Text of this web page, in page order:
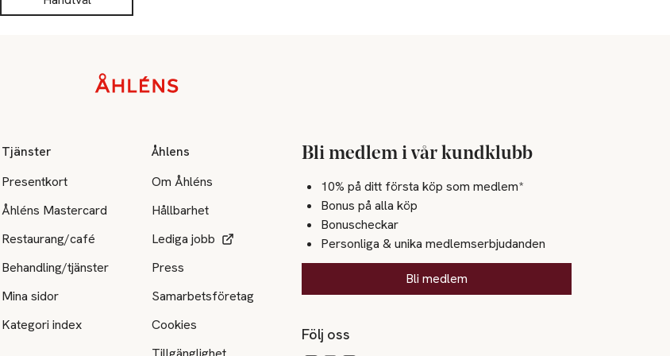
Tjänster
Presentkort
Åhléns Mastercard
Restaurang/café
Behandling/tjänster
Mina sidor
Kategori index
Åhlens
Om Åhléns
Hållbarhet
Lediga jobb
Press
Samarbetsföretag
Cookies
Bli medlem i vår kundklubb
10% på ditt första köp som medlem*
Bonus på alla köp
Bonuscheckar
Personliga & unika medlemserbjudanden
Bli medlem
Följ oss